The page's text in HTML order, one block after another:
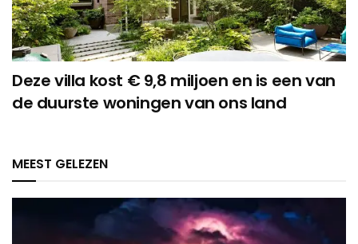
Deze villa kost € 9,8 miljoen en is een van
de duurste woningen van ons land
MEEST GELEZEN